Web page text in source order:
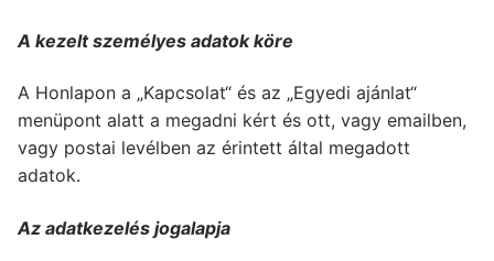
A kezelt személyes adatok köre
A Honlapon a „Kapcsolat“ és az „Egyedi ajánlat“
menüpont alatt a megadni kért és ott, vagy emailben,
vagy postai levélben az érintett által megadott
adatok.
Az adatkezelés jogalapja